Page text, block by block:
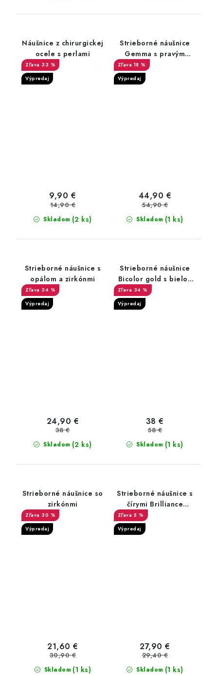
Náušnice z chirurgickej
ocele s perlami
33 %
Výpredaj
Skladom (2 ks)
9,90 €
14,90 €
Strieborné náušnice
Gemma s pravým
ruženínom
18 %
Výpredaj
Skladom (1 ks)
44,90 €
54,90 €
Strieborné náušnice s
opálom a zirkónmi
34 %
Výpredaj
Skladom (2 ks)
24,90 €
38 €
Strieborné náušnice
Bicolor gold s bielou
perlou a zirkónmi
34 %
Výpredaj
Skladom (1 ks)
38 €
58 €
Strieborné náušnice so
zirkónmi
30 %
Výpredaj
Skladom (1 ks)
21,60 €
30,90 €
Strieborné náušnice s
čírymi Brilliance
Zirconia
5 %
Výpredaj
Skladom (1 ks)
27,90 €
29,40 €